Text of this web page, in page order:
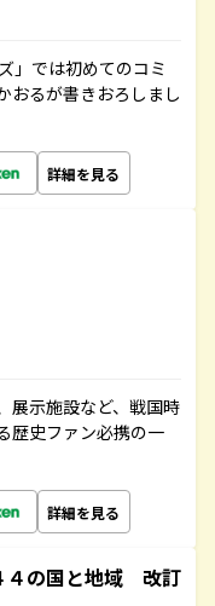
」では初めてのコミ
おるが書きおろしまし
詳細を見る
展示施設など、戦国時
歴史ファン必携の一
詳細を見る
の国と地域 改訂